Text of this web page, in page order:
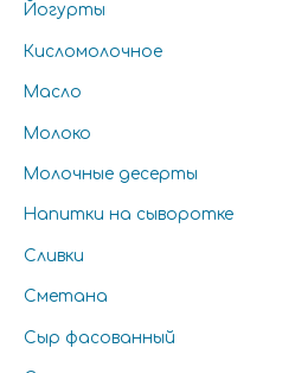
Йогурты
Кисломолочное
Масло
Молоко
Молочные десерты
Напитки на сыворотке
Сливки
Сметана
Сыр фасованный